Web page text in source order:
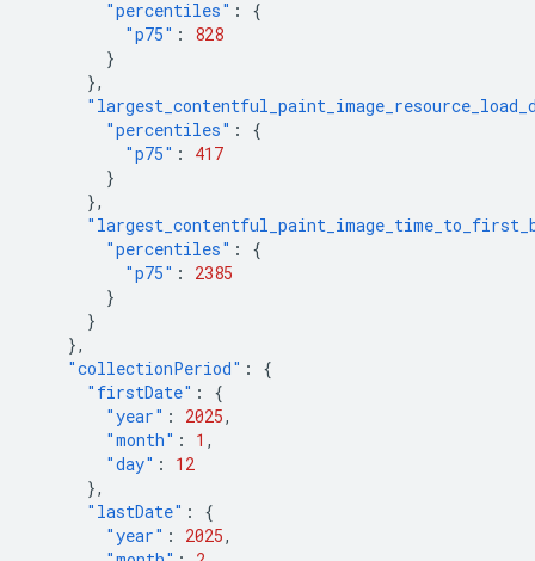
"percentiles" :
{
"p75" :
828
}
},
"percentiles" :
{
"p75" :
417
}
},
"percentiles" :
{
"p75" :
2385
}
}
},
"collectionPeriod" :
{
"firstDate" :
{
"year" : 2025,
"month" : 1 ,
"day" :
12
},
"lastDate" :
{
"year" : 2025,